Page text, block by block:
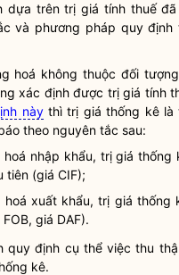
dựa trên trị giá tính thuế
và phương pháp quy
hoá không thuộc đối
xác định được trị giá tính
nàythì trị giá thống kê là
theo nguyên tắc sau:
hoá nhập khẩu, trị giá thống
tiên (giá CIF);
hoá xuất khẩu, trị giá thống
giá DAF).
quy định cụ thể việc thu
kê.